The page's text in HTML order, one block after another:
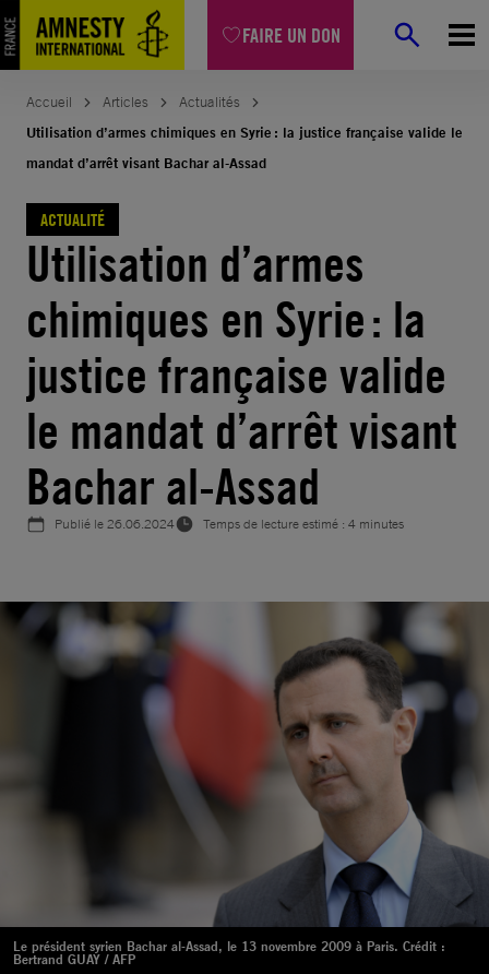
FAIRE UN DON
Aller
au
contenu
Accueil Articles
Actualités
Utilisation d’armes chimiques en Syrie : la justice française valide le
mandat d’arrêt visant Bachar al-Assad
ACTUALITÉ
Utilisation d’armes
chimiques en Syrie : la
justice française valide
le mandat d’arrêt visant
Bachar al-Assad
Publié le26.06.2024 Temps de lecture estimé : 4 minutes
Le président syrien Bachar al-Assad, le 13 novembre 2009 à Paris. Crédit :
Bertrand GUAY / AFP